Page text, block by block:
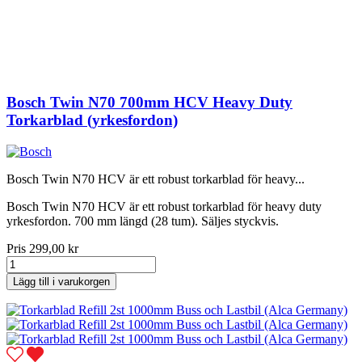
Bosch Twin N70 700mm HCV Heavy Duty
Torkarblad (yrkesfordon)
Bosch Twin N70 HCV är ett robust torkarblad för heavy...
Bosch Twin N70 HCV är ett robust torkarblad för heavy duty
yrkesfordon. 700 mm längd (28 tum). Säljes styckvis.
Pris 299,00 kr
Lägg till i varukorgen